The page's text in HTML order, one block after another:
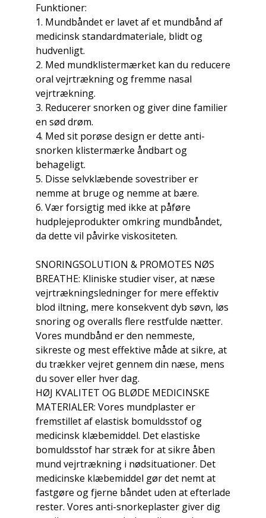
Funktioner:
1. Mundbåndet er lavet af et mundbånd af
medicinsk standardmateriale, blidt og
hudvenligt.
2. Med mundklistermærket kan du reducere
oral vejrtrækning og fremme nasal
vejrtrækning.
3. Reducerer snorken og giver dine familier
en sød drøm.
4. Med sit porøse design er dette anti-
snorken klistermærke åndbart og
behageligt.
5. Disse selvklæbende sovestriber er
nemme at bruge og nemme at bære.
6. Vær forsigtig med ikke at påføre
hudplejeprodukter omkring mundbåndet,
da dette vil påvirke viskositeten.
SNORINGSOLUTION & PROMOTES NØS
BREATHE: Kliniske studier viser, at næse
vejrtrækningsledninger for mere effektiv
blod iltning, mere konsekvent dyb søvn, løs
snoring og overalls flere restfulde nætter.
Vores mundbånd er den nemmeste,
sikreste og mest effektive måde at sikre, at
du trækker vejret gennem din næse, mens
du sover eller hver dag.
HØJ KVALITET OG BLØDE MEDICINSKE
MATERIALER: Vores mundplaster er
fremstillet af elastisk bomuldsstof og
medicinsk klæbemiddel. Det elastiske
bomuldsstof har stræk for at sikre åben
mund vejrtrækning i nødsituationer. Det
medicinske klæbemiddel gør det nemt at
fastgøre og fjerne båndet uden at efterlade
rester. Vores anti-snorkeplaster giver dig